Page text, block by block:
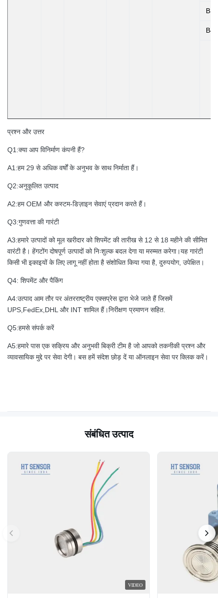
B3
B4
प्रश्न और उत्तर
Q1:क्या आप विनिर्माण कंपनी हैं?
A1:हम 29 से अधिक वर्षों के अनुभव के साथ निर्माता हैं।
Q2:अनुकूलित उत्पाद
A2:हम OEM और कस्टम-डिज़ाइन सेवाएं प्रदान करते हैं।
Q3:गुणवत्ता की गारंटी
A3:हमारे उत्पादों को मूल खरीदार को शिपमेंट की तारीख से 12 से 18 महीने की सीमित
वारंटी है। हेंगटोंग दोषपूर्ण उत्पादों को निःशुल्क बदल देगा या मरम्मत करेगा।यह गारंटी
किसी भी इकाइयों के लिए लागू नहीं होता है संशोधित किया गया है, दुरुपयोग, उपेक्षित।
Q4: शिपमेंट और पैकिंग
A4:उत्पाद आम तौर पर अंतरराष्ट्रीय एक्सप्रेस द्वारा भेजे जाते हैं जिसमें
UPS,FedEx,DHL और INT शामिल हैं।निरीक्षण प्रमाणन सहित.
Q5:हमसे संपर्क करें
A5:हमारे पास एक सक्रिय और अनुभवी बिक्री टीम है जो आपको तकनीकी प्रश्न और
व्यावसायिक मुद्दे पर सेवा देगी। बस हमें संदेश छोड़ दें या ऑनलाइन सेवा पर क्लिक करें।
संबंधित उत्पाद
VIDEO